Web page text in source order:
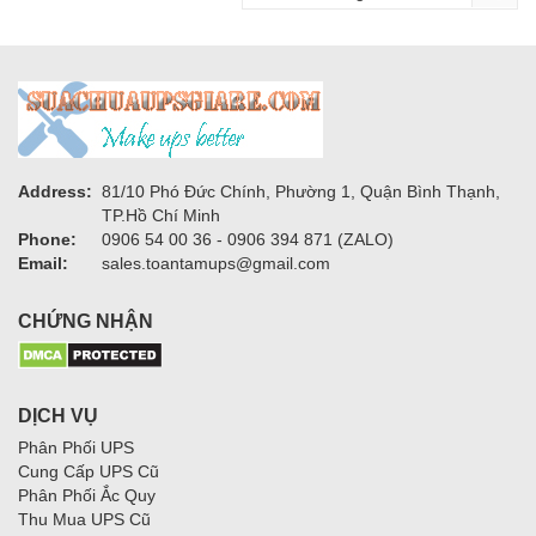
Address: 81/10 Phó Đức Chính, Phường 1, Quận Bình Thạnh,
TP.Hồ Chí Minh
Phone:
0906 54 00 36 - 0906 394 871 (ZALO)
Email:
sales.toantamups@gmail.com
CHỨNG NHẬN
DỊCH VỤ
Phân Phối UPS
Cung Cấp UPS Cũ
Phân Phối Ắc Quy
Thu Mua UPS Cũ